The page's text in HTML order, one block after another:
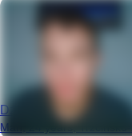
Dzojstik22
Man, 24 years,